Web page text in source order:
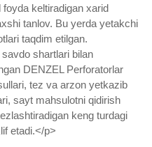
foyda keltiradigan xarid
tanlov. Bu yerda yetakchi
taqdim etilgan.
shartlari bilan
DENZEL Perforatorlar
tez va arzon yetkazib
sayt mahsulotni qidirish
keng turdagi
etadi.</p>